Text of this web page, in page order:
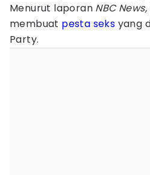
Menurut laporan NBC News,
membuat pesta seks yang
Party.